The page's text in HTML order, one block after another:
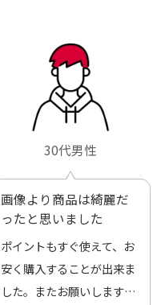
30代男性
画像より商品は綺麗だ
ったと思いました
ポイントもすぐ使えて、お
安く購入することが出来ま
した。またお願いします、